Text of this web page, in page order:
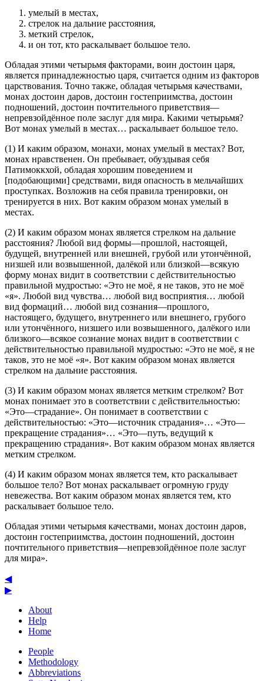
умелый в местах,
стрелок на дальние расстояния,
меткий стрелок,
и он тот, кто раскалывает большое тело.
Обладая этими четырьмя факторами, воин достоин царя,
является принадлежностью царя, считается одним из факторов
царствования. Точно также, обладая четырьмя качествами,
монах достоин даров, достоин гостеприимства, достоин
подношений, достоин почтительного приветствия—
непревзойдённое поле заслуг для мира. Какими четырьмя?
Вот монах умелый в местах… раскалывает большое тело.
(1) И каким образом, монахи, монах умелый в местах? Вот,
монах нравственен. Он пребывает, обуздывая себя
Патимоккхой, обладая хорошим поведением и
[подобающими] средствами, видя опасность в мельчайших
проступках. Возложив на себя правила тренировки, он
тренируется в них. Вот каким образом монах умелый в
местах.
(2) И каким образом монах является стрелком на дальние
расстояния? Любой вид формы—прошлой, настоящей,
будущей, внутренней или внешней, грубой или утончённой,
низшей или возвышенной, далёкой или близкой—всякую
форму монах видит в соответствии с действительностью
правильной мудростью: «Это не моё, я не таков, это не моё
«я». Любой вид чувства… любой вид восприятия… любой
вид формаций… любой вид сознания—прошлого,
настоящего, будущего, внутреннего или внешнего, грубого
или утончённого, низшего или возвышенного, далёкого или
близкого—всякое сознание монах видит в соответствии с
действительностью правильной мудростью: «Это не моё, я не
таков, это не моё «я». Вот каким образом монах является
стрелком на дальние расстояния.
(3) И каким образом монах является метким стрелком? Вот
монах понимает это в соответствии с действительностью:
«Это—страдание». Он понимает в соответствии с
действительностью: «Это—источник страдания»… «Это—
прекращение страдания»… «Это—путь, ведущий к
прекращению страдания». Вот каким образом монах является
метким стрелком.
(4) И каким образом монах является тем, кто раскалывает
большое тело? Вот монах раскалывает огромную груду
невежества. Вот каким образом монах является тем, кто
раскалывает большое тело.
Обладая этими четырьмя качествами, монах достоин даров,
достоин гостеприимства, достоин подношений, достоин
почтительного приветствия—непревзойдённое поле заслуг
для мира».
◀
▶
About
Help
Home
People
Methodology
Abbreviations